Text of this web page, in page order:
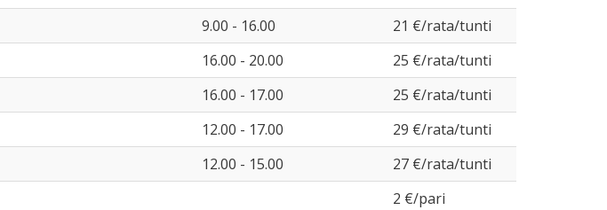
9.00 - 16.00
21 €/rata/tunti
16.00 - 20.00
25 €/rata/tunti
16.00 - 17.00
25 €/rata/tunti
12.00 - 17.00
29 €/rata/tunti
12.00 - 15.00
27 €/rata/tunti
2 €/pari